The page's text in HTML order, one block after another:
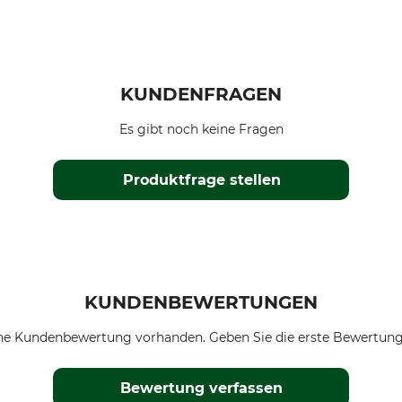
KUNDENFRAGEN
Produktfrage stellen
Es gibt noch keine Fragen
KUNDENBEWERTUNGEN
Kundenbewertung vorhanden. Geben Sie die erste
Bewertung verfassen